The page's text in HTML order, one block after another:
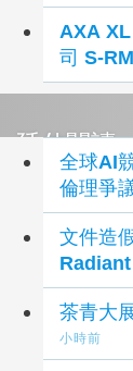
AXA
司 S-RM
延伸閱讀
全球AI
倫理爭
文件造
小時前